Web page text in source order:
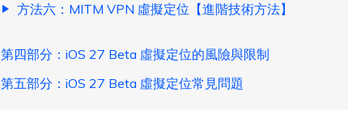
方法六：MITM VPN 虛擬定位【進階技術方法】
第四部分：iOS 27 Beta 虛擬定位的風險與限制
第五部分：iOS 27 Beta 虛擬定位常見問題